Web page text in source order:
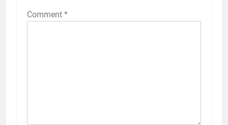
Comment *